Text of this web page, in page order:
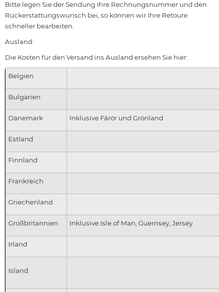
Bitte legen Sie der Sendung Ihre Rechnungsnummer und den
Rückerstattungswunsch bei, so können wir Ihre Retoure
schneller bearbeiten.
Ausland:
Die Kosten für den Versand ins Ausland ersehen Sie hier:
Belgien
Bulgarien
Dänemark Inklusive Färör und Grönland
Estland
Finnland
Frankreich
Griechenland
Großbritannien Inklusive Isle of Man, Guernsey, Jersey
Irland
Island